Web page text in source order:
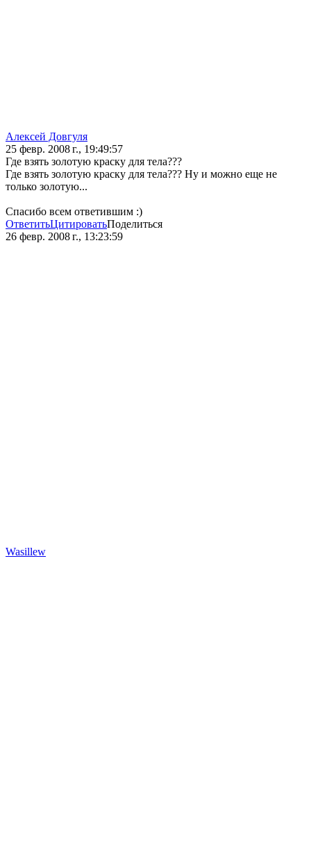
Алексей Довгуля
25 февр. 2008 г., 19:49:57
Где взять золотую краску для тела???
Где взять золотую краску для тела??? Ну и можно еще не
только золотую...
Спасибо всем ответившим :)
ОтветитьЦитироватьПоделиться
26 февр. 2008 г., 13:23:59
Wasillew